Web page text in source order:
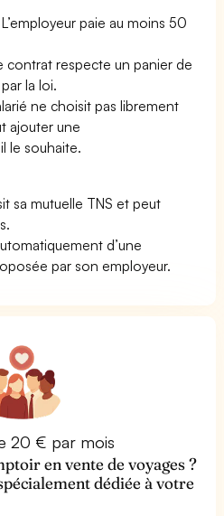
L’employeur paie au moins 50
contrat respecte un panier de
la loi.
ne choisit pas librement
ajouter une
le souhaite.
sa mutuelle TNS et peut
d’une
par son employeur.
20 € par mois
en vente de voyages ?
dédiée à votre